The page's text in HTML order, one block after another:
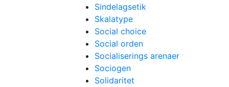
Sindelagsetik
Skalatype
Social choice
Social orden
Socialiserings arenaer
Sociogen
Solidaritet